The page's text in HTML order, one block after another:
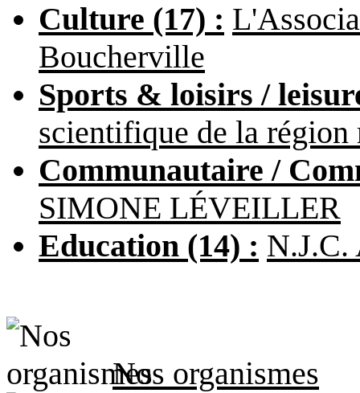
Culture (17) :
Boucherville
Sports & loisirs /
scientifique de la
Communautaire /
SIMONE LÉVEILLER
Education (14) : N.J.C.
Nos organismes